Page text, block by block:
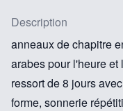
Description
anneaux de chapitre
arabes pour l'heure
ressort de 8 jours
forme, sonnerie